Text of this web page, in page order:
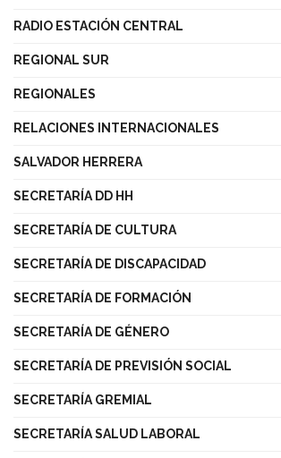
RADIO ESTACIÓN CENTRAL
REGIONAL SUR
REGIONALES
RELACIONES INTERNACIONALES
SALVADOR HERRERA
SECRETARÍA DD HH
SECRETARÍA DE CULTURA
SECRETARÍA DE DISCAPACIDAD
SECRETARÍA DE FORMACIÓN
SECRETARÍA DE GÉNERO
SECRETARÍA DE PREVISIÓN SOCIAL
SECRETARÍA GREMIAL
SECRETARÍA SALUD LABORAL